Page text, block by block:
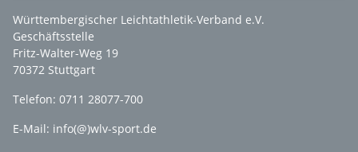
Württembergischer Leichtathletik-Verband e.V.
Geschäftsstelle
Fritz-Walter-Weg 19
70372 Stuttgart
Telefon: 0711 28077-700
E-Mail: info(@)wlv-sport.de